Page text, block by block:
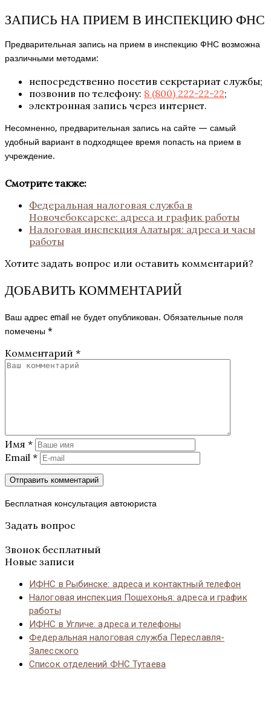
ЗАПИСЬ НА ПРИЕМ В ИНСПЕКЦИЮ ФНС
Предварительная запись на прием в инспекцию ФНС возможна
различными методами:
непосредственно посетив секретариат службы;
позвонив по телефону: 8 (800) 222-22-22;
электронная запись через интернет.
Несомненно, предварительная запись на сайте — самый
удобный вариант в подходящее время попасть на прием в
учреждение.
Смотрите также:
Федеральная налоговая служба в
Новочебоксарске: адреса и график работы
Налоговая инспекция Алатыря: адреса и часы
работы
Хотите задать вопрос или оставить комментарий?
ДОБАВИТЬ КОММЕНТАРИЙ
Ваш адрес email не будет опубликован. Обязательные поля
помечены *
Комментарий *
Имя *
Email *
Бесплатная консультация автоюриста
Задать вопрос
Звонок бесплатный
Новые записи
ИФНС в Рыбинске: адреса и контактный телефон
Налоговая инспекция Пошехонья: адреса и график
работы
ИФНС в Угличе: адреса и телефоны
Федеральная налоговая служба Переславля-
Залесского
Список отделений ФНС Тутаева